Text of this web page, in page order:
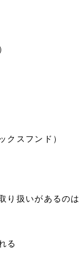
クスフンド）
り扱いがあるのは
る